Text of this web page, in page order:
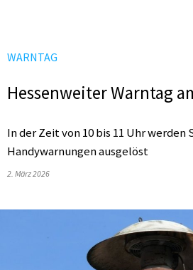
WARNTAG
Hessenweiter Warntag
In der Zeit von 10 bis 11 Uhr werden
Handywarnungen ausgelöst
2. März 2026